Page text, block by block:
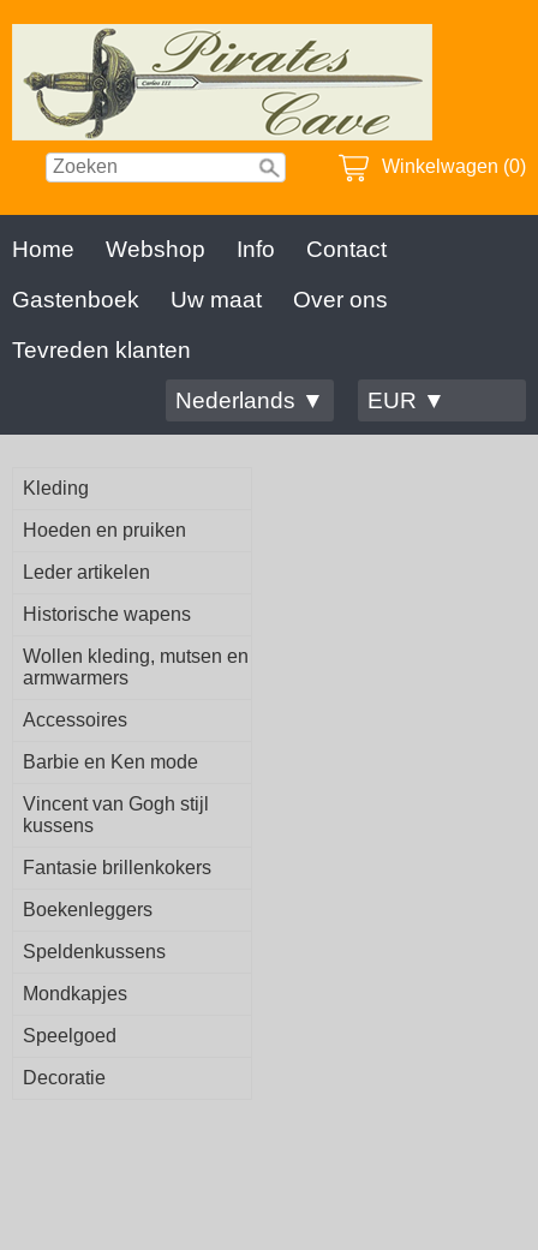
Winkelwagen (0)
Home Webshop Info
Contact
Gastenboek
Uw maat
Over ons
Tevreden klanten
Nederlands ▼
EUR ▼
Kleding
Hoeden en pruiken
Leder artikelen
Historische wapens
Wollen kleding, mutsen en
armwarmers
Accessoires
Barbie en Ken mode
Vincent van Gogh stijl
kussens
Fantasie brillenkokers
Boekenleggers
Speldenkussens
Mondkapjes
Speelgoed
Decoratie